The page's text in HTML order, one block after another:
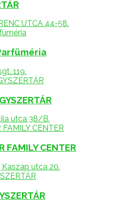
UTCA 44-58.
119.
utca 38/B.
FAMILY CENTER
utca 20.